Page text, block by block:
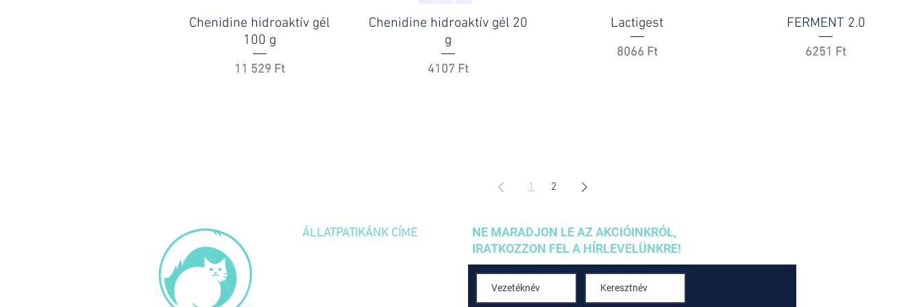
Chenidine hidroaktív gél
100 g
Ár
11 529 Ft
Chenidine hidroaktív gél 20
g
Ár
4107 Ft
Lactigest
Ár
8066 Ft
FERMENT 2.0
Ár
6251 Ft
1 2
ÁLLATPATIKÁNK CÍME
NE MARADJON LE AZ AKCIÓINKRÓL,
IRATKOZZON FEL A HÍRLEVELÜNKRE!